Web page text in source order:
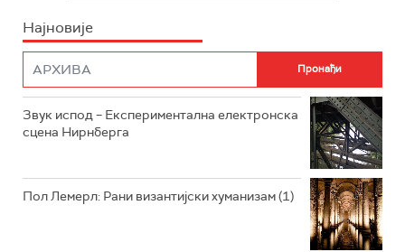
РАДИО РОКЕНРОЛЕР
РАДИО ЏЕЗЕР
Најновије
Звук испод – Експериментална електронска
сцена Нирнберга
Пол Лемерл: Рани византијски хуманизам (1)